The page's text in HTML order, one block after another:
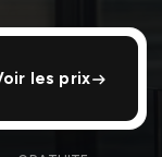
les prix